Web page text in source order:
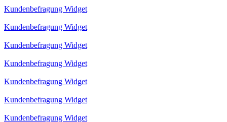
Kundenbefragung Widget
Kundenbefragung Widget
Kundenbefragung Widget
Kundenbefragung Widget
Kundenbefragung Widget
Kundenbefragung Widget
Kundenbefragung Widget